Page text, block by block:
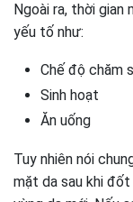
Ngoài ra, thời
yếu tố như:
Chế độ chăm
Sinh hoạt
Ăn uống
Tuy nhiên nói
mặt da sau khi